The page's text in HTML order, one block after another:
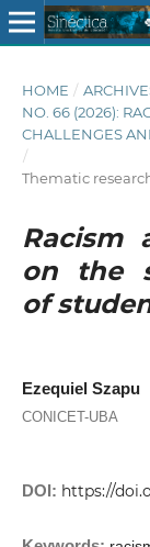
HOME /
NO. 66 (2026):
CHALLENGES
/
Thematic
Racism
on the
of
Ezequiel Szapu
CONICET-UBA
DOI: https://